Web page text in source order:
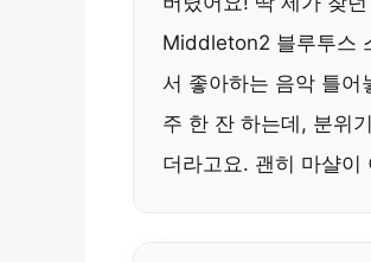
Middleton2 블루투스
서 좋아하는 음악 틀어
주 한 잔 하는데, 분위
더라고요. 괜히 마샬이